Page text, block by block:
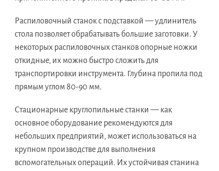
Распиловочный станок с подставкой — удлинитель
стола позволяет обрабатывать большие заготовки. У
некоторых распиловочных станков опорные ножки
откидные, их можно быстро сложить для
транспортировки инструмента. Глубина пропила под
прямым углом 80-90 мм.
Стационарные круглопильные станки — как
основное оборудование рекомендуются для
небольших предприятий, может использоваться на
крупном производстве для выполнения
вспомогательных операций. Их устойчивая станина